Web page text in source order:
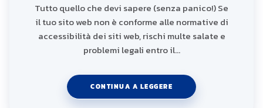
Tutto quello che devi sapere (senza panico!) Se
il tuo sito web non è conforme alle normative di
accessibilità dei siti web, rischi multe salate e
problemi legali entro il…
CONTINUA A LEGGERE